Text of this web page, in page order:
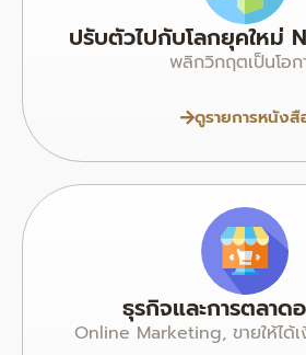
ปรับตัวไปกับโลกยุคใหม่
พลิกวิกฤตเป็นโอก
ดูรายการหนังสื
ธุรกิจและการตลาด
Online Marketing, ขายให้ได้